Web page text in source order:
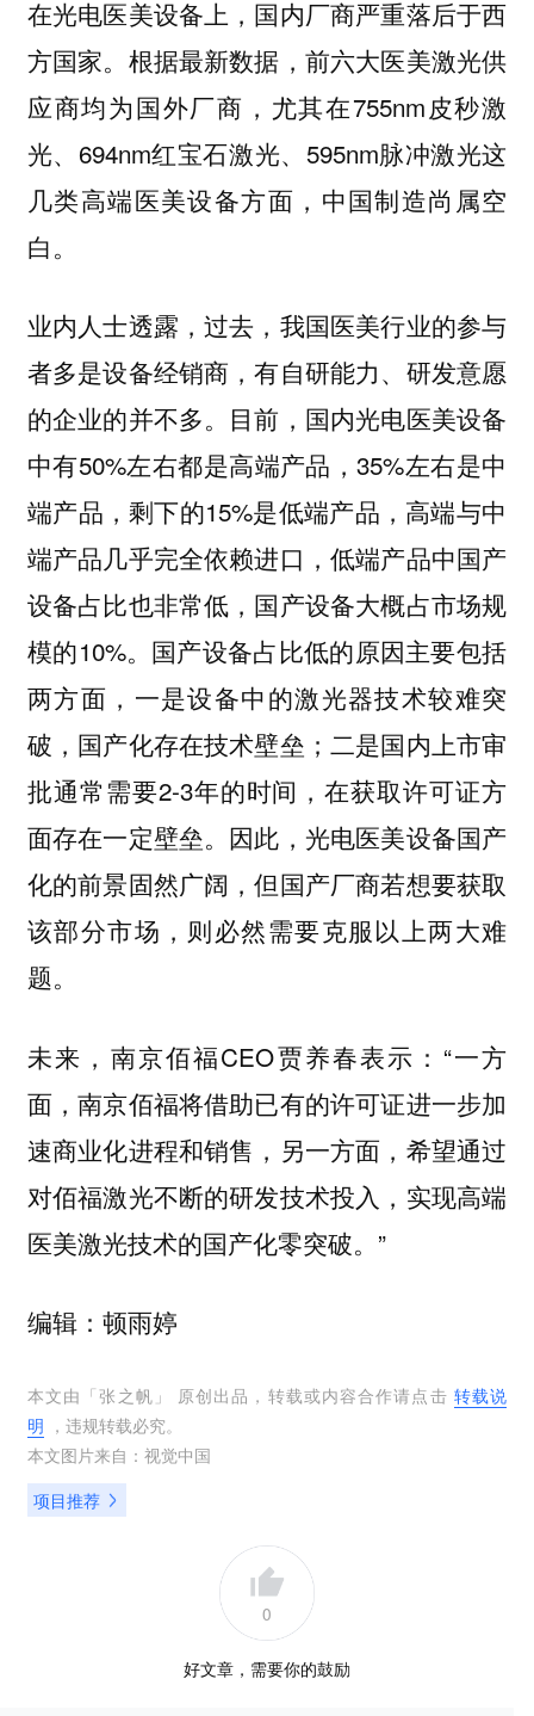
在光电医美设备上，国内厂商严重落后于西
方国家。根据最新数据，前六大医美激光供
应商均为国外厂商，尤其在755nm皮秒激
光、694nm红宝石激光、595nm脉冲激光这
几类高端医美设备方面，中国制造尚属空
白。
业内人士透露，过去，我国医美行业的参与
者多是设备经销商，有自研能力、研发意愿
的企业的并不多。目前，国内光电医美设备
中有50%左右都是高端产品，35%左右是中
端产品，剩下的15%是低端产品，高端与中
端产品几乎完全依赖进口，低端产品中国产
设备占比也非常低，国产设备大概占市场规
模的10%。国产设备占比低的原因主要包括
两方面，一是设备中的激光器技术较难突
破，国产化存在技术壁垒；二是国内上市审
批通常需要2-3年的时间，在获取许可证方
面存在一定壁垒。因此，光电医美设备国产
化的前景固然广阔，但国产厂商若想要获取
该部分市场，则必然需要克服以上两大难
题。
未来，南京佰福CEO贾养春表示：“一方
面，南京佰福将借助已有的许可证进一步加
速商业化进程和销售，另一方面，希望通过
对佰福激光不断的研发技术投入，实现高端
医美激光技术的国产化零突破。”
编辑：顿雨婷
本文由「张之帆 」 原创出品，转载或内容合作请点击 转载说
明 ，违规转载必究。
本文图片来自： 视觉中国
项目推荐
0
好文章，需要你的鼓励